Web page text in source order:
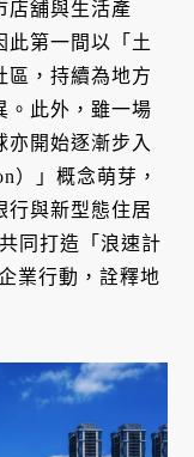
店舖與生活產
此第一間以「土
區，持續為地方
。此外，雖一場
亦開始逐漸步入
）」概念萌芽，
行與新型態住居
同打造「浪速計
業行動，詮釋地